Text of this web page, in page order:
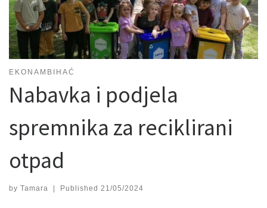
EKONAMBIHAĆ
Nabavka i podjela
spremnika za reciklirani
otpad
by Tamara Published 21/05/2024